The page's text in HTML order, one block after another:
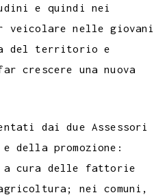
e quindi nei
veicolare nelle giovani
del territorio e
crescere una nuova
dai due Assessori
promozione:
a cura delle fattorie
nei comuni,